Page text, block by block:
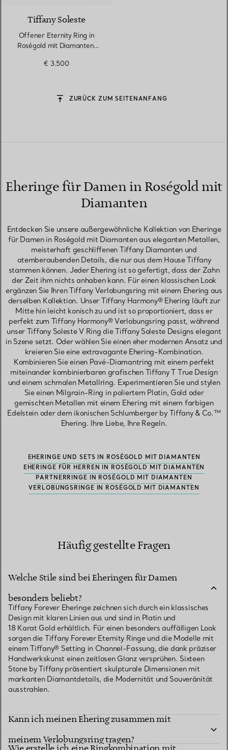
Tiffany Soleste
Offener Eternity Ring in
Roségold mit Diamanten,
€ 3.500
ZURÜCK ZUM SEITENANFANG
Eheringe für Damen in Roségold mit
Diamanten
Entdecken Sie unsere außergewöhnliche Kollektion von Eheringe
für Damen in Roségold mit Diamanten aus eleganten Metallen,
meisterhaft geschliffenen Tiffany Diamanten und
atemberaubenden Details, die nur aus dem Hause Tiffany
stammen können. Jeder Ehering ist so gefertigt, dass der Zahn
der Zeit ihm nichts anhaben kann. Für einen klassischen Look
ergänzen Sie Ihren Tiffany Verlobungsring mit einem Ehering aus
derselben Kollektion. Unser Tiffany Harmony® Ehering läuft zur
Mitte hin leicht konisch zu und ist so proportioniert, dass er
perfekt zum Tiffany Harmony® Verlobungsring passt, während
unser Tiffany Soleste V Ring die Tiffany Soleste Designs elegant
in Szene setzt. Oder wählen Sie einen eher modernen Ansatz und
kreieren Sie eine extravagante Ehering-Kombination.
Kombinieren Sie einen Pavé-Diamantring mit einem perfekt
miteinander kombinierbaren grafischen Tiffany T True Design
und einem schmalen Metallring. Experimentieren Sie und stylen
Sie einen Milgrain-Ring in poliertem Platin, Gold oder
gemischten Metallen mit einem Ehering mit einem farbigen
Edelstein oder dem ikonischen Schlumberger by Tiffany & Co.™
Ehering. Ihre Liebe, Ihre Regeln.
EHERINGE UND SETS IN ROSÉGOLD MIT DIAMANTEN
EHERINGE FÜR HERREN IN ROSÉGOLD MIT DIAMANTEN
PARTNERRINGE IN ROSÉGOLD MIT DIAMANTEN
VERLOBUNGSRINGE IN ROSÉGOLD MIT DIAMANTEN
Häufig gestellte Fragen
Welche Stile sind bei Eheringen für Damen
besonders beliebt?
Tiffany Forever Eheringe zeichnen sich durch ein klassisches
Design mit klaren Linien aus und sind in Platin und
18 Karat Gold erhältlich. Für einen besonders auffälligen Look
sorgen die Tiffany Forever Eternity Ringe und die Modelle mit
einem Tiffany® Setting in Channel-Fassung, die dank präziser
Handwerkskunst einen zeitlosen Glanz versprühen. Sixteen
Stone by Tiffany präsentiert skulpturale Dimensionen mit
markanten Diamantdetails, die Modernität und Souveränität
ausstrahlen.
Kann ich meinen Ehering zusammen mit
meinem Verlobungsring tragen?